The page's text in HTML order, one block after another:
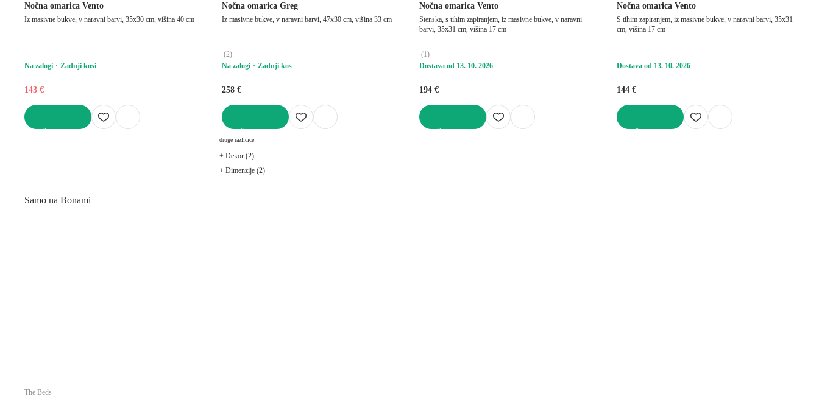
Nočna omarica Vento
Iz masivne bukve, v naravni barvi, 35x30 cm, višina 40 cm
Na zalogi Zadnji kosi
143 €
Nočna omarica Greg
Iz masivne bukve, v naravni barvi, 47x30 cm, višina 33 cm
(2)
Na zalogi
Zadnji kos
258 €
druge različice
+ Dekor (2)
+ Dimenzije (2)
Nočna omarica Vento
Stenska, s tihim zapiranjem, iz masivne bukve, v naravni
barvi, 35x31 cm, višina 17 cm
(1)
Dostava od 13. 10. 2026
194 €
Nočna omarica Vento
S tihim zapiranjem, iz masivne bukve, v naravni barvi, 35x31
cm, višina 17 cm
Dostava od 13. 10. 2026
144 €
Samo na Bonami
The Beds